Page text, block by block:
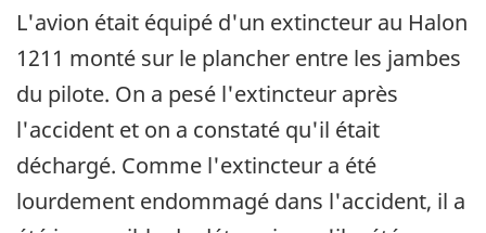
L'avion était équipé d'un extincteur au Halon
1211 monté sur le plancher entre les jambes
du pilote. On a pesé l'extincteur après
l'accident et on a constaté qu'il était
déchargé. Comme l'extincteur a été
lourdement endommagé dans l'accident, il a